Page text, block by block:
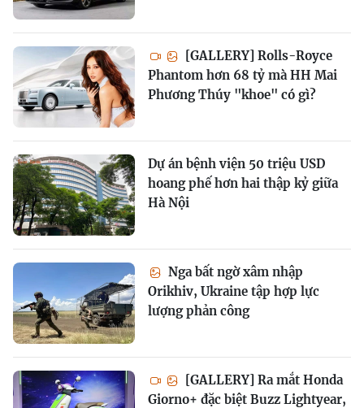
[GALLERY] Rolls-Royce
Phantom hơn 68 tỷ mà HH Mai
Phương Thúy "khoe" có gì?
Dự án bệnh viện 50 triệu USD
hoang phế hơn hai thập kỷ giữa
Hà Nội
Nga bất ngờ xâm nhập
Orikhiv, Ukraine tập hợp lực
lượng phản công
[GALLERY] Ra mắt Honda
Giorno+ đặc biệt Buzz Lightyear,